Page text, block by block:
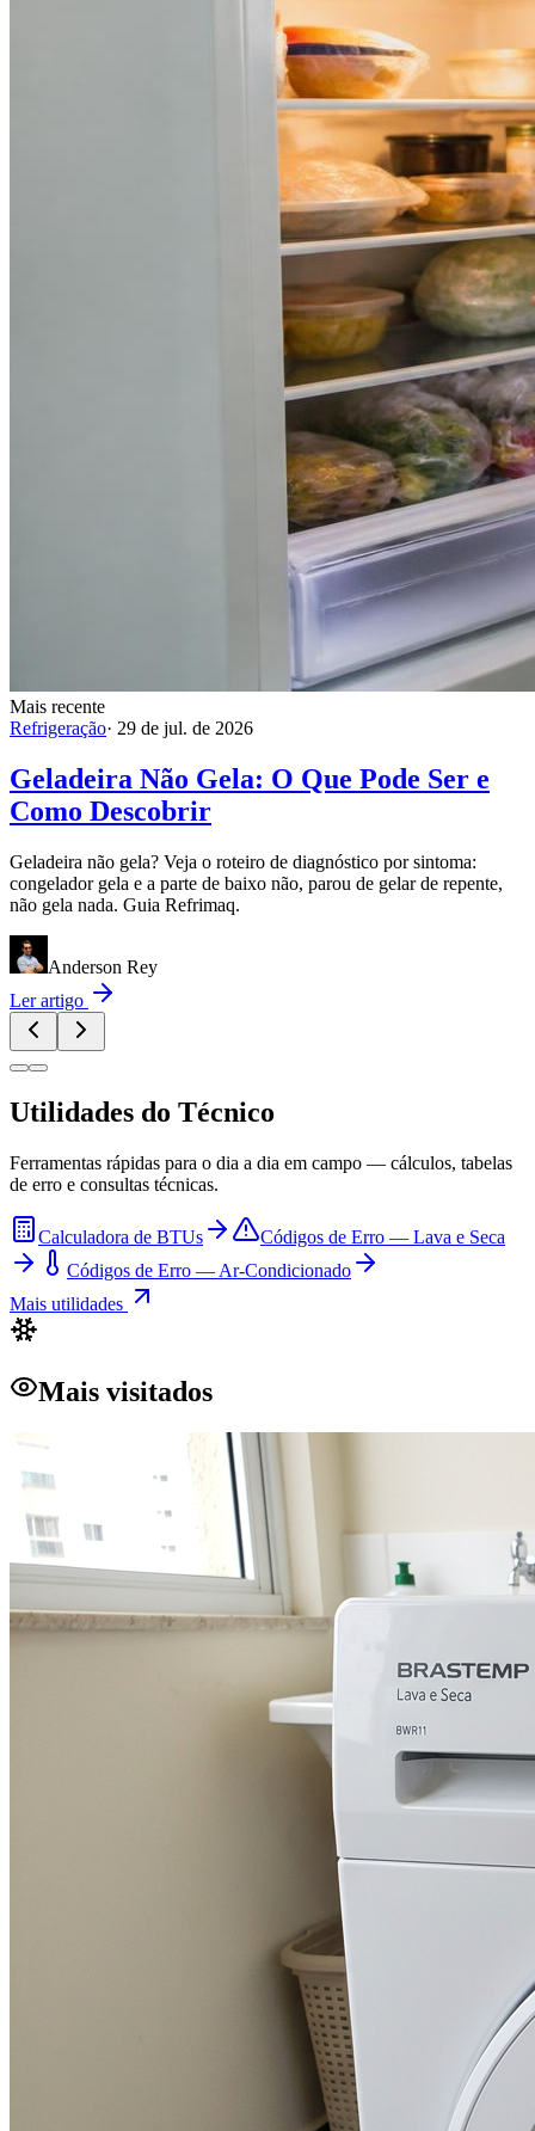
Mais recente
Refrigeração· 29 de jul. de 2026
Geladeira Não Gela: O Que Pode Ser e
Como Descobrir
Geladeira não gela? Veja o roteiro de diagnóstico por sintoma:
congelador gela e a parte de baixo não, parou de gelar de repente,
não gela nada. Guia Refrimaq.
Anderson Rey
Ler artigo
Utilidades do Técnico
Ferramentas rápidas para o dia a dia em campo — cálculos, tabelas
de erro e consultas técnicas.
Calculadora de BTUs
Códigos de Erro — Lava e Seca
Códigos de Erro — Ar-Condicionado
Mais utilidades
Mais visitados